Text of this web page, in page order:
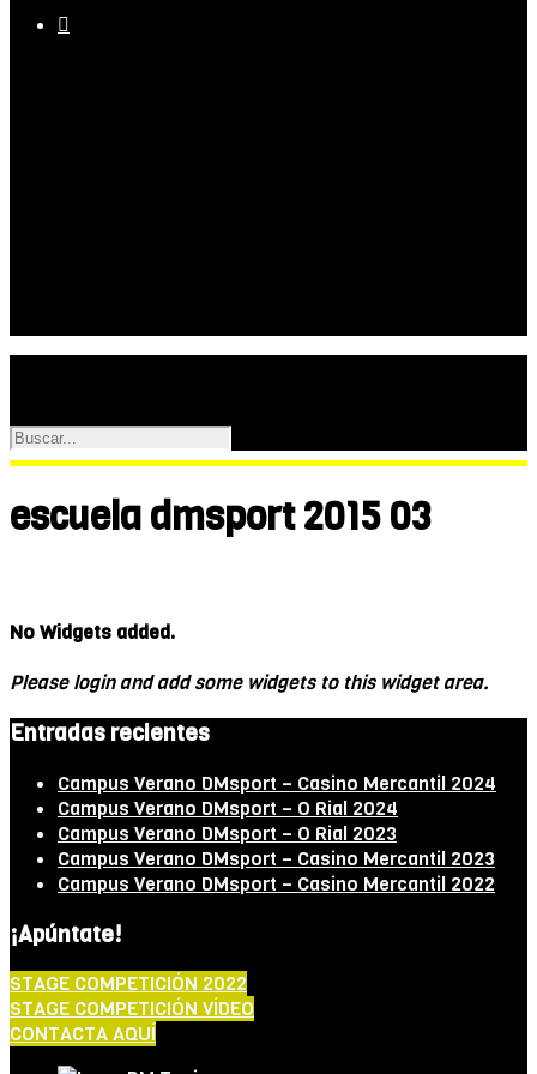

escuela dmsport 2015 03
No Widgets added.
Please login and add some widgets to this widget area.
Entradas recientes
Campus Verano DMsport – Casino Mercantil 2024
Campus Verano DMsport – O Rial 2024
Campus Verano DMsport – O Rial 2023
Campus Verano DMsport – Casino Mercantil 2023
Campus Verano DMsport – Casino Mercantil 2022
¡Apúntate!
STAGE COMPETICIÓN 2022
STAGE COMPETICIÓN VÍDEO
CONTACTA AQUÍ